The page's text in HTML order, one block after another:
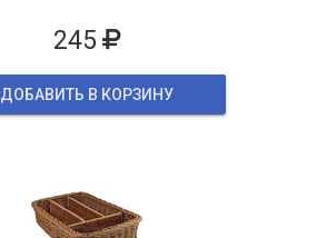
245
ДОБАВИТЬ В КОРЗИНУ